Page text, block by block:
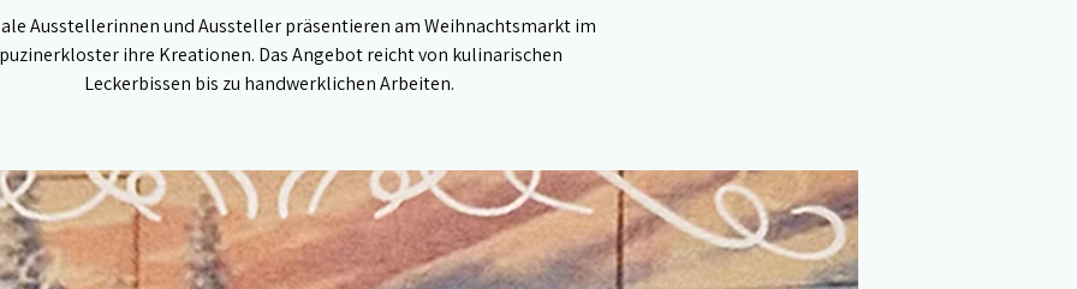
Ausstellerinnen und Aussteller präsentieren am Weihnachtsmarkt im
ihre Kreationen. Das Angebot reicht von kulinarischen
Leckerbissen bis zu handwerklichen Arbeiten.